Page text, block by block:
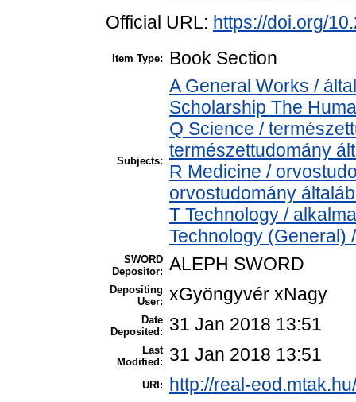
Official URL: https://doi.org/
Item Type: Book Section
Subjects:
A General Works /
Scholarship The
Q Science /
természettudomány
R Medicine /
orvostudomány
T Technology /
Technology (General)
SWORD
Depositor: ALEPH SWORD
Depositing
User: xGyöngyvér xNagy
Date
Deposited:
31 Jan 2018 13:51
Last
Modified:
31 Jan 2018 13:51
URI: http://real-